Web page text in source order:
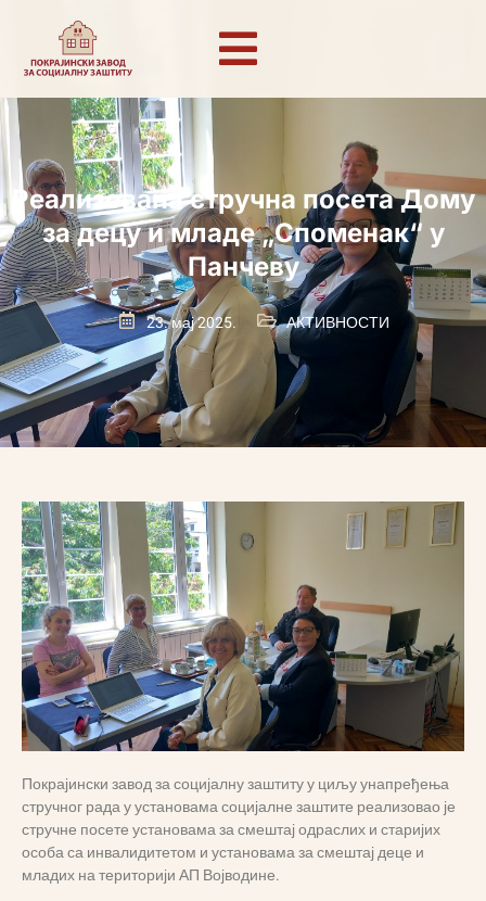
Реализована стручна посета Дому
за децу и младе „Споменак“ у
Панчеву
23. мај 2025. АКТИВНОСТИ
Покрајински завод за социјалну заштиту у циљу унапређења
стручног рада у установама социјалне заштите реализовао је
стручне посете установама за смештај одраслих и старијих
особа са инвалидитетом и установама за смештај деце и
младих на територији АП Војводине.